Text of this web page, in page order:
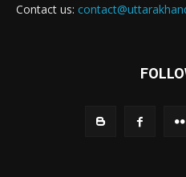
Contact us: